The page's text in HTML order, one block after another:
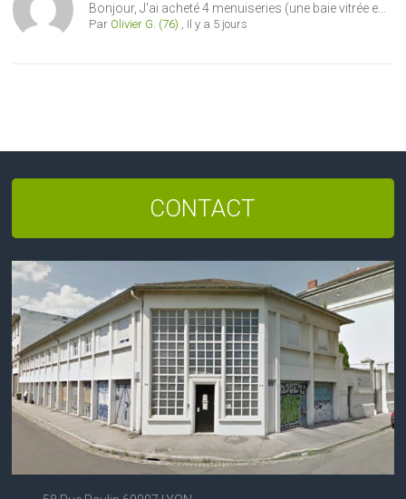
Bonjour, J'ai acheté 4 menuiseries (une baie vitrée e...
Par Olivier G. (76) , Il y a 5 jours
CONTACT